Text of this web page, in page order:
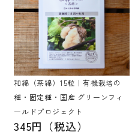
和綿（茶綿）15粒｜有機栽培の
種・固定種・国産 グリーンフィ
ールドプロジェクト
345円（税込）